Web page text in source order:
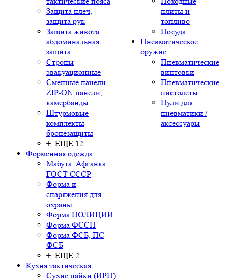
Защита плеч,
защита рук
Защита живота –
абдоминальная
защита
Стропы
эвакуационные
Сменные панели,
ZIP-ON панели,
камербанды
Штурмовые
комплекты
бронезащиты
+ ЕЩЕ 12
Форменная одежда
Мабута, Афганка
ГОСТ СССР
Форма и
снаряжения для
охраны
Форма ПОЛИЦИИ
Форма ФССП
Форма ФСБ, ПС
ФСБ
+ ЕЩЕ 2
Кухня тактическая
Сухие пайки (ИРП)
плиты и
топливо
Посуда
Пневматическое
оружие
Пневматические
винтовки
Пневматические
пистолеты
Пули для
пневматики /
аксессуары